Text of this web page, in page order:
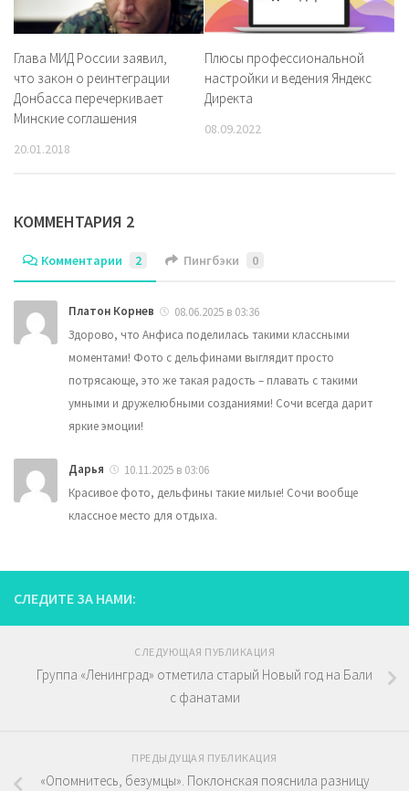
Глава МИД России заявил,
что закон о реинтеграции
Донбасса перечеркивает
Минские соглашения
20.01.2018
Плюсы профессиональной
настройки и ведения Яндекс
Директа
08.09.2022
КОММЕНТАРИЯ 2
Комментарии 2 Пингбэки 0
Платон Корнев
08.06.2025 в 03:36
Здорово, что Анфиса поделилась такими классными
моментами! Фото с дельфинами выглядит просто
потрясающе, это же такая радость – плавать с такими
умными и дружелюбными созданиями! Сочи всегда дарит
яркие эмоции!
Дарья
10.11.2025 в 03:06
Красивое фото, дельфины такие милые! Сочи вообще
классное место для отдыха.
СЛЕДИТЕ ЗА НАМИ:
СЛЕДУЮЩАЯ ПУБЛИКАЦИЯ
Группа «Ленинград» отметила старый Новый год на Бали
с фанатами
ПРЕДЫДУЩАЯ ПУБЛИКАЦИЯ
«Опомнитесь, безумцы». Поклонская пояснила разницу